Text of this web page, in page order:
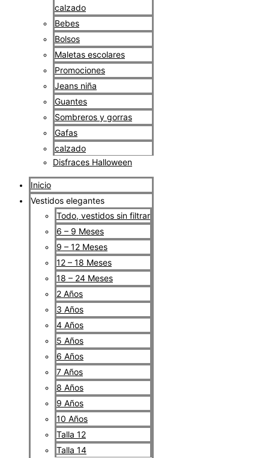
calzado
Bebes
Bolsos
Maletas escolares
Promociones
Jeans niña
Guantes
Sombreros y gorras
Gafas
calzado
Disfraces Halloween
Inicio
Vestidos elegantes
Todo, vestidos sin filtrar
6 – 9 Meses
9 – 12 Meses
12 – 18 Meses
18 – 24 Meses
2 Años
3 Años
4 Años
5 Años
6 Años
7 Años
8 Años
9 Años
10 Años
Talla 12
Talla 14